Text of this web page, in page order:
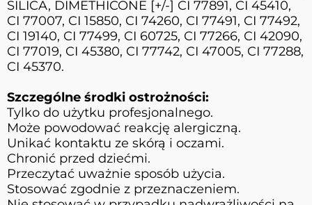
SILICA, DIMETHICONE [+/-] CI 77891, CI 45410,
CI 77007, CI 15850, CI 74260, CI 77491, CI 77492,
CI 19140, CI 77499, CI 60725, CI 77266, CI 42090,
CI 77019, CI 45380, CI 77742, CI 47005, CI 77288,
CI 45370.
Szczególne środki ostrożności:
Tylko do użytku profesjonalnego.
Może powodować reakcję alergiczną.
Unikać kontaktu ze skórą i oczami.
Chronić przed dziećmi.
Przeczytać uważnie sposób użycia.
Stosować zgodnie z przeznaczeniem.